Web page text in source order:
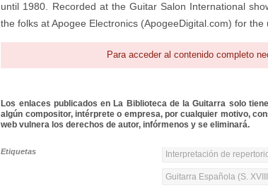
until 1980. Recorded at the Guitar Salon International
the folks at Apogee Electronics (ApogeeDigital.com) for the
Para acceder al contenido completo
Los enlaces publicados en La Biblioteca de la Guitarra solo
algún compositor, intérprete o empresa, por cualquier motivo,
web vulnera los derechos de autor, infórmenos y se eliminará.
Etiquetas Interpretación de
Guitarra Española (S.